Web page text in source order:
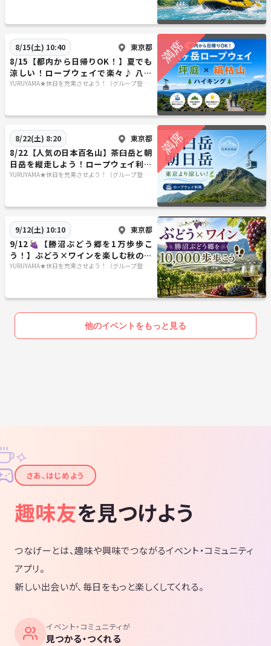
8/15(土) 10:40 東京都
8/15【都内から日帰りOK！】夏でも
涼しい！ロープウェイで楽々♪ 八ヶ
岳・坪庭＆縞枯山絶景ハイキング
YURUYAMA★休日を充実させよう！（グループ登山
8/22(土) 8:20 東京都
8/22【人気の日本百名山】茶臼岳と朝
日岳を縦走しよう！ロープウェイ利用
です！
YURUYAMA★休日を充実させよう！（グループ登山
9/12(土) 10:10 東京都
9/12🍇【勝沼ぶどう郷を1万歩歩こ
う！】ぶどう×ワインを楽しむ秋の日
帰り旅🍷
YURUYAMA★休日を充実させよう！（グループ登山
他のイベントをもっと見る
✦
✧
さあ、はじめよう
趣味友を見つけよう
つなげーとは、趣味や興味でつながるイベント・コミュニティ
アプリ。
新しい出会いが、毎日をもっと楽しくしてくれる。
イベント・コミュニティが
見つかる・つくれる